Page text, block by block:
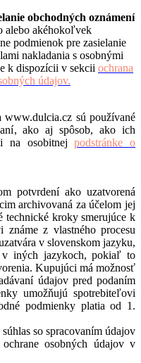
obchodných oznámení
alebo akéhokoľvek
podmienok pre zasielanie
nakladania s osobnými
k dispozícii v sekcii ochrana
údajov.
sú používané
ako aj spôsob, ako ich
na osobitnejpodstránke o
potvrdení ako uzatvorená
archivovaná za účelom jej
technické kroky smerujúce k
z vlastného procesu
v slovenskom jazyku,
iných jazykoch, pokiaľ to
Kupujúci má možnosť
údajov pred podaním
umožňujú spotrebiteľovi
podmienky platia od 1.
so spracovaním údajov
osobných údajov v